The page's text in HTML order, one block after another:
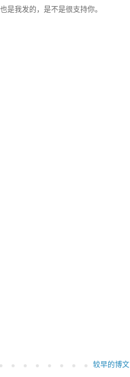
是我发的，是不是很支持你。
较早的博文